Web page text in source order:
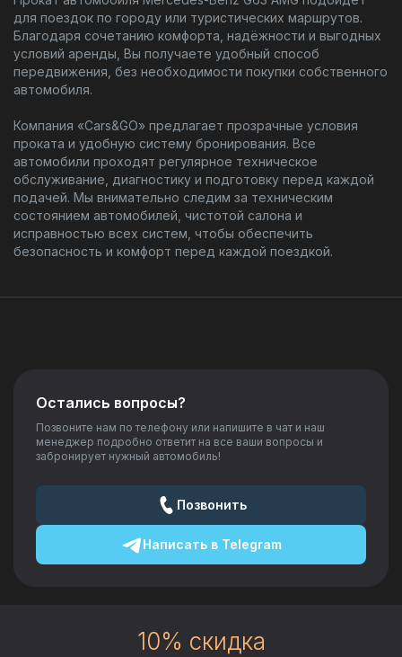
для поездок по городу или туристических маршрутов.
Благодаря сочетанию комфорта, надёжности и выгодных
условий аренды, Вы получаете удобный способ
передвижения, без необходимости покупки собственного
автомобиля.
Компания «Cars&GO» предлагает прозрачные условия
проката и удобную систему бронирования. Все
автомобили проходят регулярное техническое
обслуживание, диагностику и подготовку перед каждой
подачей. Мы внимательно следим за техническим
состоянием автомобилей, чистотой салона и
исправностью всех систем, чтобы обеспечить
безопасность и комфорт перед каждой поездкой.
Остались вопросы?
Позвоните нам по телефону или напишите в чат и наш
менеджер подробно ответит на все ваши вопросы и
забронирует нужный автомобиль!
Позвонить
Написать вTelegram
10% скидка